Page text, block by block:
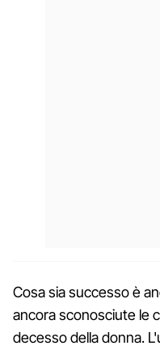
Cosa sia successo è
ancora sconosciute le
decesso della donna.